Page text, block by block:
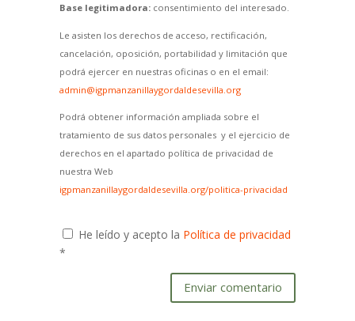
Base legitimadora:consentimiento del interesado.
Le asisten los derechos de acceso, rectificación,
cancelación, oposición, portabilidad y limitación que
podrá ejercer en nuestras oficinas o en el email:
admin@igpmanzanillaygordaldesevilla.org
Podrá obtener información ampliada sobre el
tratamiento de sus datos personales y el ejercicio de
derechos en el apartado política de privacidad de
nuestra Web
igpmanzanillaygordaldesevilla.org/politica-privacidad
He leído y acepto la Política de privacidad
*
Enviar comentario